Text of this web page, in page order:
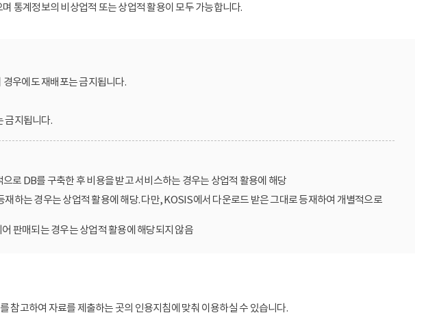
통계정보의 비상업적 또는 상업적 활용이 모두 가능합니다.
우에도 재배포는 금지됩니다.
금지됩니다.
로 DB를 구축한 후 비용을 받고 서비스하는 경우는 상업적 활용에 해당
하는 경우는 상업적 활용에 해당. 다만, KOSIS에서 다운로드 받은 그대로 등재하여 개별적으로
판매되는 경우는 상업적 활용에 해당되지 않음
참고하여 자료를 제출하는 곳의 인용지침에 맞춰 이용하실 수 있습니다.